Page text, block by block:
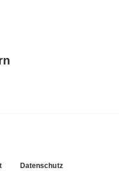
Datenschutz